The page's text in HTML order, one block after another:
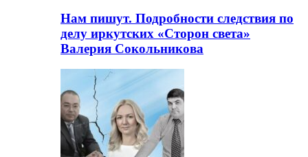
Нам пишут. Подробности следствия по
делу иркутских «Сторон света»
Валерия Сокольникова